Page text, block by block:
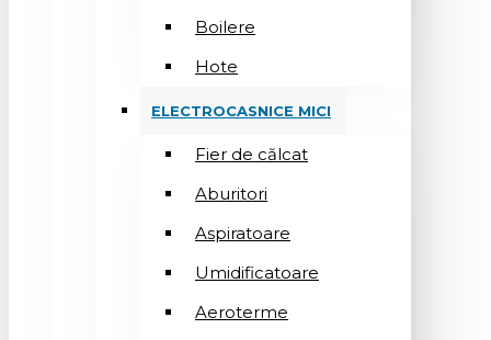
Boilere
Hote
ELECTROCASNICE MICI
Fier de călcat
Aburitori
Aspiratoare
Umidificatoare
Aeroterme